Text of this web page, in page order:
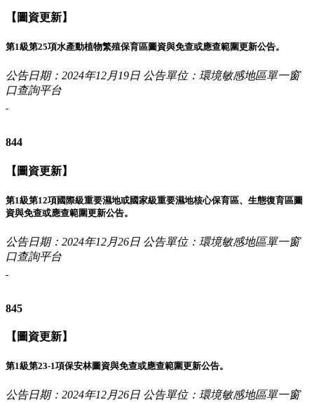
【圖資更新】
第1級第25項水產動植物繁殖保育區圖資與免查或應查範圍更新公告。
公告日期：2024年12月19日 公告單位：環境敏感地區單一窗
口查詢平台
844
【圖資更新】
第1級第12項國際級重要濕地或國家級重要濕地核心保育區、生態復育區圖
資與免查或應查範圍更新公告。
公告日期：2024年12月26日 公告單位：環境敏感地區單一窗
口查詢平台
845
【圖資更新】
第1級第23-1項保安林圖資與免查或應查範圍更新公告。
公告日期：2024年12月26日 公告單位：環境敏感地區單一窗